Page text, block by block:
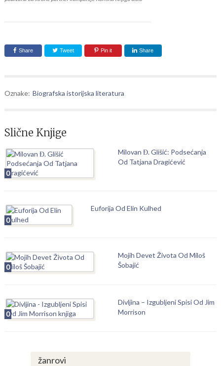
Share Tweet Pin it Share
Oznake: Biografska istorijska literatura
Slične Knjige
0
Milovan Đ. Glišić: Podsećanja
Od Tatjana Dragićević
0
Euforija Od Elin Kulhed
0
Mojih Devet Života Od Miloš
Šobajić
0
Divljina – Izgubljeni Spisi Od Jim
Morrison
žanrovi